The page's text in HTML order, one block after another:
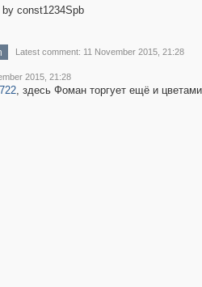
by const1234Spb
Latest comment: 11 November 2015, 21:28
2015, 21:28
, здесь Фоман торгует ещё и